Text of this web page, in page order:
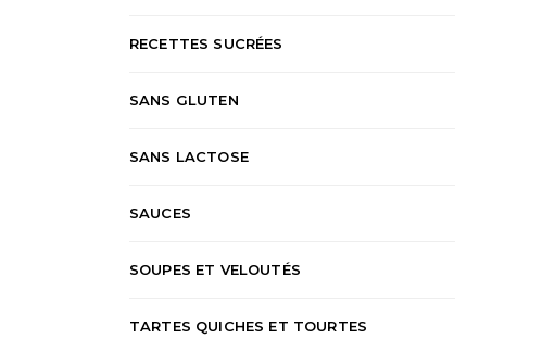
RECETTES SUCRÉES
SANS GLUTEN
SANS LACTOSE
SAUCES
SOUPES ET VELOUTÉS
TARTES QUICHES ET TOURTES